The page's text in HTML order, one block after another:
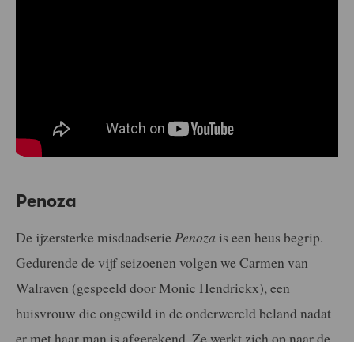
Penoza
De ijzersterke misdaadserie Penoza is een heus begrip.
Gedurende de vijf seizoenen volgen we Carmen van
Walraven (gespeeld door Monic Hendrickx), een
huisvrouw die ongewild in de onderwereld beland nadat